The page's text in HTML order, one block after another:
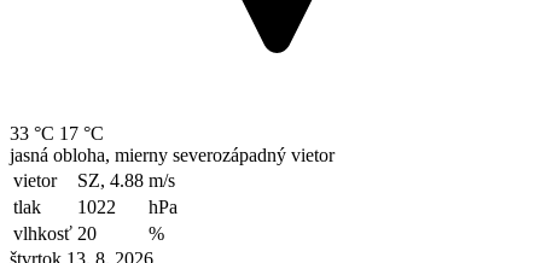
33 °C 17 °C
jasná obloha, mierny severozápadný vietor
vietor
SZ, 4.88 m/s
tlak
1022
hPa
vlhkosť 20
%